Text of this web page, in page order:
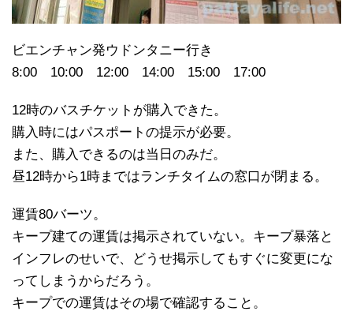
ビエンチャン発ウドンタニー行き
8:00 10:00 12:00 14:00 15:00 17:00
12時のバスチケットが購入できた。
購入時にはパスポートの提示が必要。
また、購入できるのは当日のみだ。
昼12時から1時まではランチタイムの窓口が閉まる。
運賃80バーツ。
キープ建ての運賃は掲示されていない。キープ暴落と
インフレのせいで、どうせ掲示してもすぐに変更にな
ってしまうからだろう。
キープでの運賃はその場で確認すること。